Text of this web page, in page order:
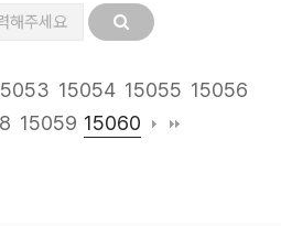
15054 15055 15056
15059 15060